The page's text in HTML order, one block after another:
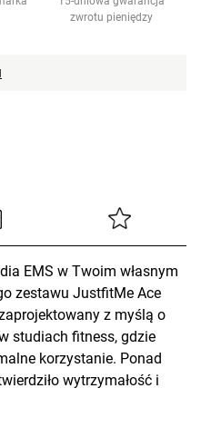
zwrotu pieniędzy
EMS w Twoim własnym
zestawu JustfitMe Ace
z myślą o
studiach fitness, gdzie
korzystanie. Ponad
wytrzymałość i